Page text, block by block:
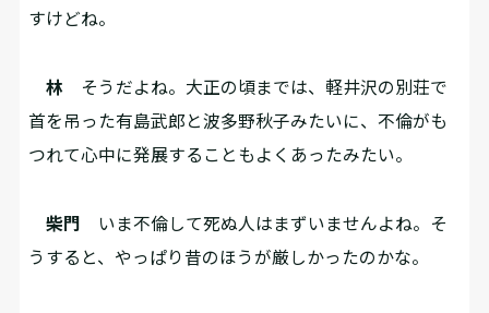
すけどね。
林 そうだよね。大正の頃までは、軽井沢の別荘で
首を吊った有島武郎と波多野秋子みたいに、不倫がも
つれて心中に発展することもよくあったみたい。
柴門 いま不倫して死ぬ人はまずいませんよね。そ
うすると、やっぱり昔のほうが厳しかったのかな。